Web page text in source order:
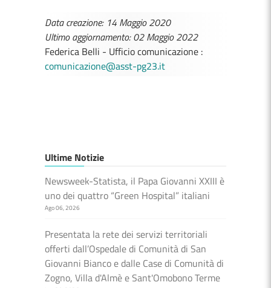
Data creazione: 14 Maggio 2020
Ultimo aggiornamento: 02 Maggio 2022
Federica Belli - Ufficio comunicazione :
comunicazione@asst-pg23.it
Ultime Notizie
Newsweek-Statista, il Papa Giovanni XXIII è
uno dei quattro “Green Hospital” italiani
Ago 06, 2026
Presentata la rete dei servizi territoriali
offerti dall’Ospedale di Comunità di San
Giovanni Bianco e dalle Case di Comunità di
Zogno, Villa d'Almè e Sant'Omobono Terme